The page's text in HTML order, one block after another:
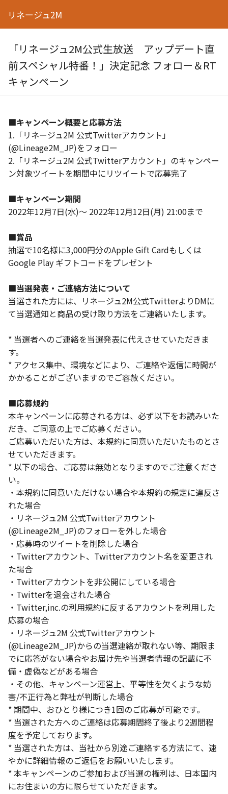
リネージュ2M
「リネージュ2M公式生放送 アップデート直
前スペシャル特番！」決定記念 フォロー＆RT
キャンペーン
■キャンペーン概要と応募方法
1.「リネージュ2M 公式Twitterアカウント」
(@Lineage2M_JP)をフォロー
2.「リネージュ2M 公式Twitterアカウント」のキャンペー
ン対象ツイートを期間中にリツイートで応募完了
■キャンペーン期間
2022年12月7日(水)～ 2022年12月12日(月) 21:00まで
■賞品
抽選で10名様に3,000円分のApple Gift Cardもしくは
Google Play ギフトコードをプレゼント
■当選発表・ご連絡方法について
当選された方には、リネージュ2M公式TwitterよりDMに
て当選通知と商品の受け取り方法をご連絡いたします。
* 当選者へのご連絡を当選発表に代えさせていただきま
す。
* アクセス集中、環境などにより、ご連絡や返信に時間が
かかることがございますのでご容赦ください。
■応募規約
本キャンペーンに応募される方は、必ず以下をお読みいた
だき、ご同意の上でご応募ください。
ご応募いただいた方は、本規約に同意いただいたものとさ
せていただきます。
* 以下の場合、ご応募は無効となりますのでご注意くださ
い。
・本規約に同意いただけない場合や本規約の規定に違反さ
れた場合
・リネージュ2M 公式Twitterアカウント
(@Lineage2M_JP)のフォローを外した場合
・応募時のツイートを削除した場合
・Twitterアカウント、Twitterアカウント名を変更され
た場合
・Twitterアカウントを非公開にしている場合
・Twitterを退会された場合
・Twitter,inc.の利用規約に反するアカウントを利用した
応募の場合
・リネージュ2M 公式Twitterアカウント
(@Lineage2M_JP)からの当選連絡が取れない等、期限ま
でに応答がない場合やお届け先や当選者情報の記載に不
備・虚偽などがある場合
・その他、キャンペーン運営上、平等性を欠くような妨
害/不正行為と弊社が判断した場合
* 期間中、おひとり様につき1回のご応募が可能です。
* 当選された方へのご連絡は応募期間終了後より2週間程
度を予定しております。
* 当選された方は、当社から別途ご連絡する方法にて、速
やかに詳細情報のご返信をお願いいたします。
* 本キャンペーンのご参加および当選の権利は、日本国内
にお住まいの方に限らせていただきます。